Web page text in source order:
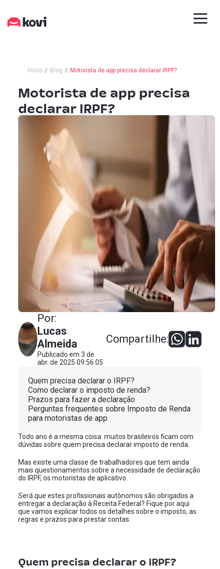
Início Blog Motorista de app precisa declarar IRPF?
Motorista de app precisa
declarar IRPF?
Por:
Lucas
Almeida
Publicado em 3 de
abr. de 2025 09:56:05
Compartilhe:
Quem precisa declarar o IRPF?
Como declarar o imposto de renda?
Prazos para fazer a declaração
Perguntas frequentes sobre Imposto de Renda
para motoristas de app
Todo ano é a mesma coisa: muitos brasileiros ficam com
dúvidas sobre quem precisa declarar imposto de renda.
Mas existe uma classe de trabalhadores que tem ainda
mais questionamentos sobre a necessidade de declaração
do IRPF, os motoristas de aplicativo.
Será que estes profissionais autônomos são obrigados a
entregar a declaração à Receita Federal? Fique por aqui
que vamos explicar todos os detalhes sobre o imposto, as
regras e prazos para prestar contas.
Quem precisa declarar o IRPF?